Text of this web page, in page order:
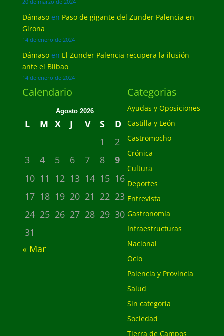
20 de marzo de 2024
Dámasoen Paso de gigante del Zunder Palencia en
Girona
14 de enero de 2024
Dámasoen El Zunder Palencia recupera la ilusión
ante el Bilbao
14 de enero de 2024
Calendario
Agosto 2026
L M X J V S
D
1
2
3
4 5 6 7 8
9
10 11 12 13 14 15 16
17 18 19 20 21 22 23
24 25 26 27 28 29 30
31
« Mar
Categorias
Ayudas y Oposiciones
Castilla y León
Castromocho
Crónica
Cultura
Deportes
Entrevista
Gastronomía
Infraestructuras
Nacional
Ocio
Palencia y Provincia
Salud
Sin categoría
Sociedad
Tierra de Campos